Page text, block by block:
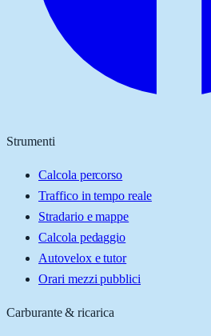
Strumenti
Calcola percorso
Traffico in tempo reale
Stradario e mappe
Calcola pedaggio
Autovelox e tutor
Orari mezzi pubblici
Carburante & ricarica